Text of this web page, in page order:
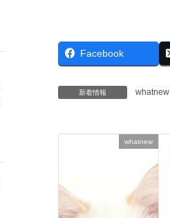
Facebook
新着情報 whatnew
whatnew